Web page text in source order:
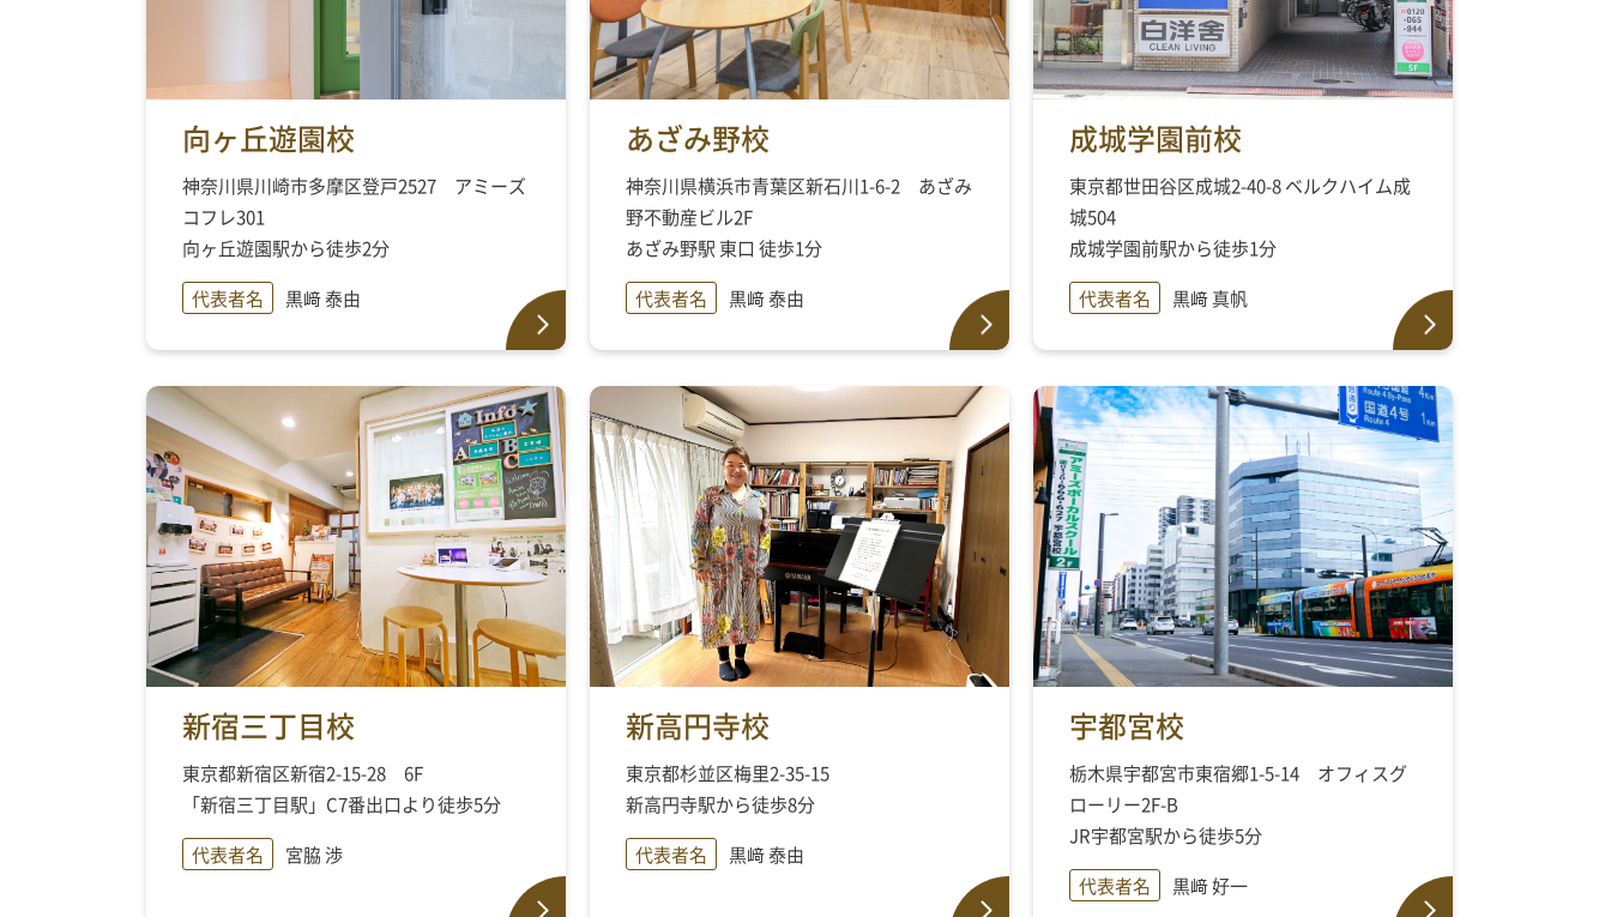
向ヶ丘遊園校
神奈川県川崎市多摩区登戸2527 アミーズ
コフレ301
向ヶ丘遊園駅から徒歩2分
代表者名
黒﨑 泰由
あざみ野校
神奈川県横浜市青葉区新石川1-6-2 あざみ
野不動産ビル2F
あざみ野駅 東口 徒歩1分
代表者名
黒﨑 泰由
成城学園前校
東京都世田谷区成城2-40-8 ベルクハイム成
城504
成城学園前駅から徒歩1分
代表者名
黒﨑 真帆
新宿三丁目校
東京都新宿区新宿2-15-28 6F
「新宿三丁目駅」C7番出口より徒歩5分
代表者名
宮脇 渉
新高円寺校
東京都杉並区梅里2-35-15
新高円寺駅から徒歩8分
代表者名
黒﨑 泰由
宇都宮校
栃木県宇都宮市東宿郷1-5-14 オフィスグ
ローリー2F-B
JR宇都宮駅から徒歩5分
代表者名
黒﨑 好一